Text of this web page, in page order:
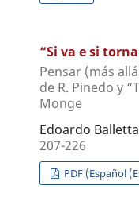
“Si va e si
Pensar (más
de R. Pinedo y
Monge
Edoardo Balletta
207-226
PDF (Español